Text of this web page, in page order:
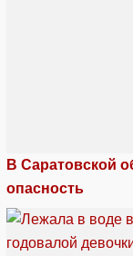
В Саратовской
опасность